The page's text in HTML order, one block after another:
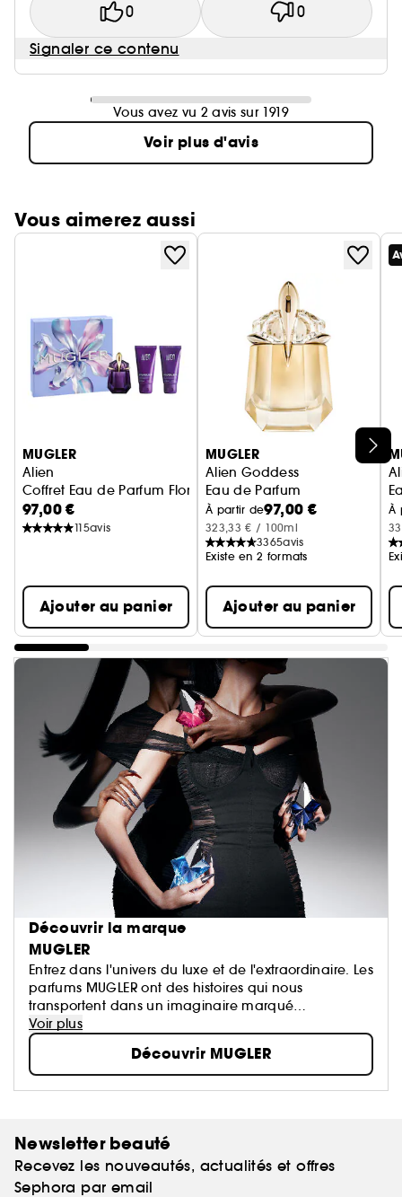
0 0
Signaler ce contenu
Vous avez vu 2 avis sur 1919
Voir plus d'avis
Vous aimerez aussi
Ignorer le carrousel produits
MUGLER
Alien
Coffret Eau de Parfum Florale Ambrée pour Femme
97,00 €
115avis
Ajouter au panier
MUGLER
Alien Goddess
Eau de Parfum
À partir de97,00 €
323,33 € / 100ml
3365avis
Existe en 2 formats
Ajouter au panier
À
Découvrir la marque
MUGLER
Entrez dans l'univers du luxe et de l'extraordinaire. Les
parfums MUGLER ont des histoires qui nous
transportent dans un imaginaire marqué
d'exception, d'innovation, de paradoxes et
d'émotions...
Voir plus
Découvrir MUGLER
Newsletter beauté
Recevez les nouveautés, actualités et offres
Sephora par email